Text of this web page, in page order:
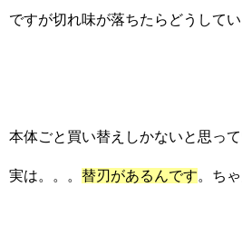
ですが切れ味が落ちたらどうしてい
本体ごと買い替えしかないと思っ
実は。。。 替刃があるんです。ち